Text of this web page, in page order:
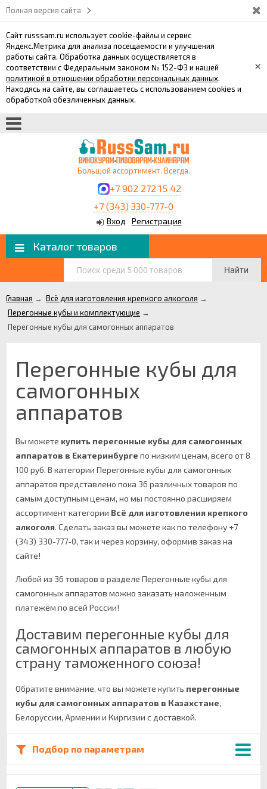
Полная версия сайта
Сайт russsam.ru использует cookie-файлы и сервис
Яндекс.Метрика для анализа посещаемости и улучшения
работы сайта. Обработка данных осуществляется в
соответствии с Федеральным законом № 152-ФЗ и нашей
политикой в отношении обработки персональных данных.
Находясь на сайте, вы соглашаетесь с использованием cookies и
обработкой обезличенных данных.
×
Большой ассортимент. Всегда.
+7 902 272 15 42
+7 (343) 330-777-0
Вход Регистрация
Каталог товаров
Найти
Главная → Всё для изготовления крепкого алкоголя →
Перегонные кубы и комплектующие →
Перегонные кубы для самогонных аппаратов
Перегонные кубы для
самогонных
аппаратов
Вы можете купить перегонные кубы для самогонных
аппаратов в Екатеринбурге по низким ценам, всего от 8
100 руб. В категории Перегонные кубы для самогонных
аппаратов представлено пока 36 различных товаров по
самым доступным ценам, но мы постоянно расширяем
ассортимент категории Всё для изготовления крепкого
алкоголя. Сделать заказ вы можете как по телефону +7
(343) 330-777-0, так и через корзину, оформив заказ на
сайте!
Любой из 36 товаров в разделе Перегонные кубы для
самогонных аппаратов можно заказать наложенным
платежём по всей России!
Доставим перегонные кубы для
самогонных аппаратов в любую
страну таможенного союза!
Обратите внимание, что вы можете купить перегонные
кубы для самогонных аппаратов в Казахстане,
Белоруссии, Армении и Киргизии с доставкой.
Подбор по параметрам